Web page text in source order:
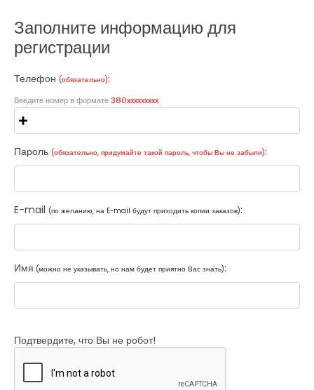
Заполните информацию для
регистрации
Телефон (обязательно):
Введите номер в формате380xxxxxxxxx
Пароль (обязательно, придумайте такой пароль, чтобы Вы не забыли):
E-mail (по желанию, на E-mail будут приходить копии заказов):
Имя (можно не указывать, но нам будет приятно Вас знать):
Подтвердите, что Вы не робот!